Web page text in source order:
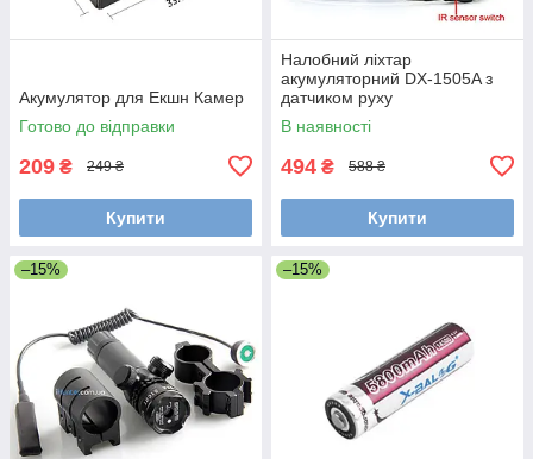
Акумулятор для Екшн Камер
Готово до відправки
209 ₴ 249 ₴
Купити
Налобний ліхтар
акумуляторний DX-1505A з
датчиком руху
В наявності
494 ₴ 588 ₴
Купити
–15% –15%